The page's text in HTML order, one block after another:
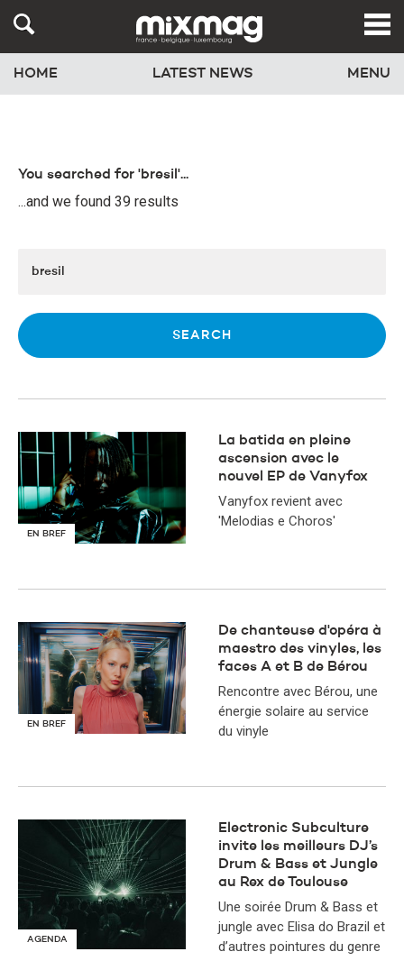
HOME LATEST NEWS MENU
You searched for 'bresil'...
...and we found 39 results
EN BREF
​La batida en pleine
ascension avec le
nouvel EP de Vanyfox
Vanyfox revient avec
'Melodias e Choros'
EN BREF
De chanteuse d'opéra à
maestro des vinyles, les
faces A et B de Bérou
Rencontre avec Bérou, une
énergie solaire au service
du vinyle
AGENDA
Electronic Subculture
invite les meilleurs DJ’s
Drum & Bass et Jungle
au Rex de Toulouse
Une soirée Drum & Bass et
jungle avec Elisa do Brazil et
d’autres pointures du genre